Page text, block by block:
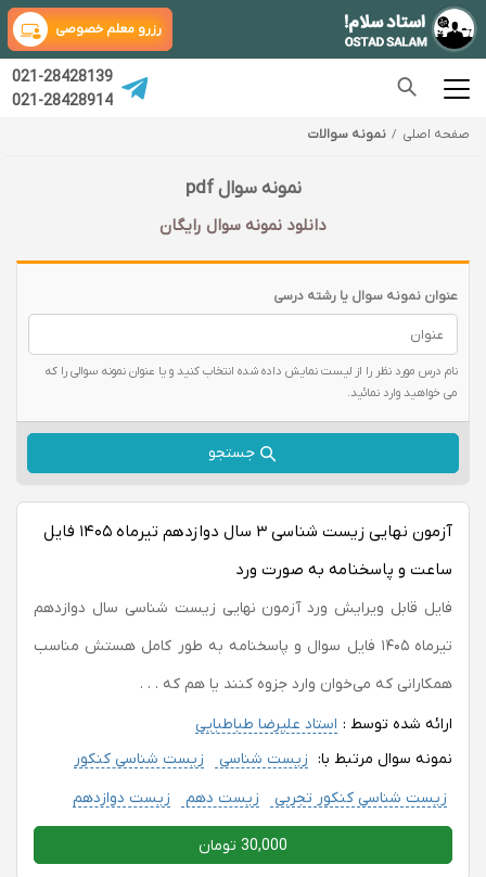
رزرو معلم خصوصی
021-28428139
021-28428914
صفحه اصلی نمونه سوالات
نمونه سوال pdf
دانلود نمونه سوال رایگان
عنوان نمونه سوال یا رشته درسی
نام درس مورد نظر را از لیست نمایش داده شده انتخاب کنید و یا عنوان نمونه سوالی را که
می خواهید وارد نمائید.
جستجو
آزمون نهایی زیست شناسی ۳ سال دوازدهم تیرماه ۱۴۰۵ فایل
ساعت و پاسخنامه به صورت ورد
فایل قابل ویرایش ورد آزمون نهایی زیست شناسی سال دوازدهم
تیرماه ۱۴۰۵ فایل سوال و پاسخنامه به طور کامل هستش مناسب
همکارانی که می‌خوان وارد جزوه کنند یا هم که . . .
ارائه شده توسط : استاد علیرضا طباطبایی
نمونه سوال مرتبط با: زیست شناسی
زیست شناسی کنکور
زیست شناسی کنکور تجربی
زیست دهم زیست دوازدهم
30,000 تومان